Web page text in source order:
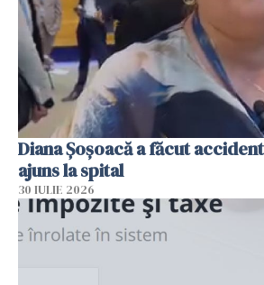
Diana Șoșoacă a făcut
ajuns la spital
30 IULIE 2026